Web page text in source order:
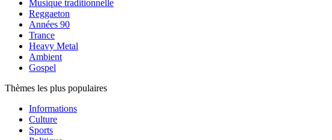
Musique traditionnelle
Reggaeton
Années 90
Trance
Heavy Metal
Ambient
Gospel
Thèmes les plus populaires
Informations
Culture
Sports